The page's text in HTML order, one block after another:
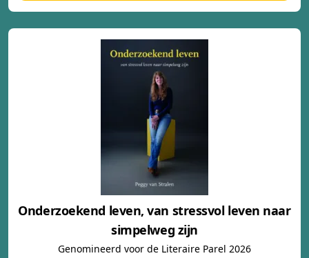
Onderzoekend leven, van stressvol leven naar
simpelweg zijn
Genomineerd voor de Literaire Parel 2026